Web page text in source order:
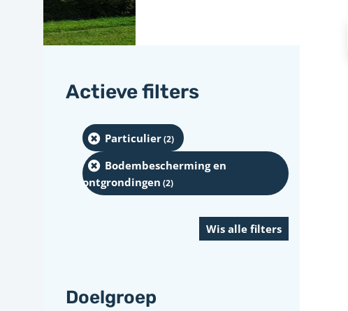
Actieve filters
Particulier(2)
Bodembescherming en
ontgrondingen (2)
Doelgroep